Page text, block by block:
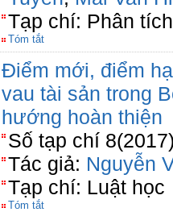
Tạp chí: Phân
Tóm tắt
Điểm mới, điểm
vau tài sản trong
hướng hoàn thiện
Số tạp chí
Tác giả: Nguyễn
Tạp chí: Luật học
Tóm tắt